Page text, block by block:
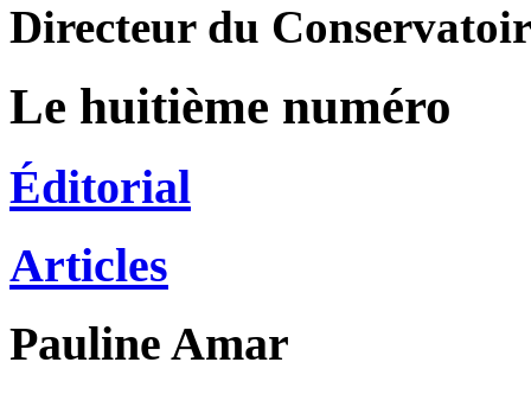
Directeur du
Le huitième numéro
Éditorial
Articles
Pauline Amar